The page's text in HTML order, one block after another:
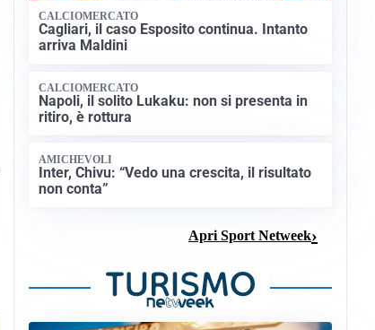
CALCIOMERCATO
Cagliari, il caso Esposito continua. Intanto
arriva Maldini
CALCIOMERCATO
Napoli, il solito Lukaku: non si presenta in
ritiro, è rottura
AMICHEVOLI
Inter, Chivu: “Vedo una crescita, il risultato
non conta”
Apri Sport Netweek